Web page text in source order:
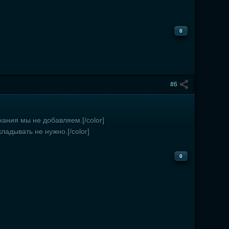
0
#6
мы не добавляем.[/color]
не нужно.[/color]
0